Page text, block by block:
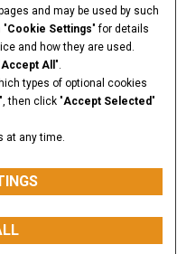
WHATSAPP
BUSCAR
Condições
Reserved. CASE and CNH
America LLC.
and may be used by such
"Cookie Settings" for details
and how they are used.
Accept All ".
types of optional cookies
", then click "Accept Selected"
at any time.